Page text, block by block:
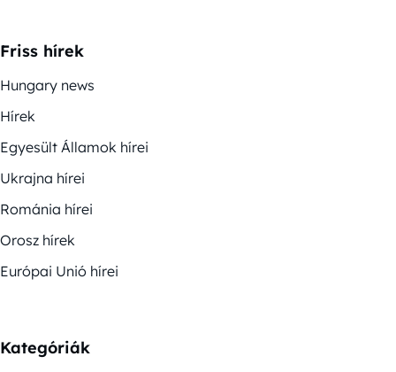
Friss hírek
Hungary news
Hírek
Egyesült Államok hírei
Ukrajna hírei
Románia hírei
Orosz hírek
Európai Unió hírei
Kategóriák